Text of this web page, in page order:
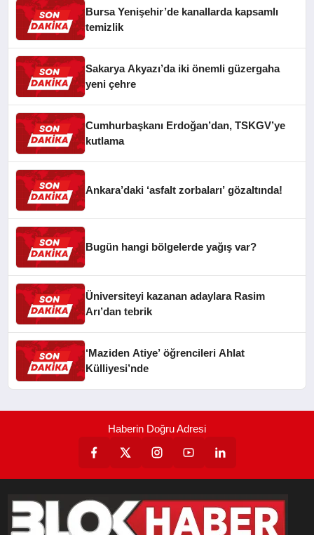
Bursa Yenişehir’de kanallarda kapsamlı
temizlik
Sakarya Akyazı’da iki önemli güzergaha
yeni çehre
Cumhurbaşkanı Erdoğan’dan, TSKGV’ye
kutlama
Ankara’daki ‘asfalt zorbaları’ gözaltında!
Bugün hangi bölgelerde yağış var?
Üniversiteyi kazanan adaylara Rasim
Arı’dan tebrik
‘Maziden Atiye’ öğrencileri Ahlat
Külliyesi’nde
Haberin Doğru Adresi